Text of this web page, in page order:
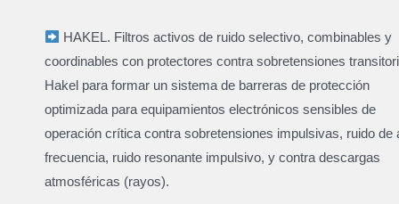
HAKEL. Filtros activos de ruido selectivo, combinables y
coordinables con protectores contra sobretensiones
Hakel para formar un sistema de barreras de protección
optimizada para equipamientos electrónicos sensibles de
operación crítica contra sobretensiones impulsivas, ruido de
frecuencia, ruido resonante impulsivo, y contra descargas
atmosféricas (rayos).